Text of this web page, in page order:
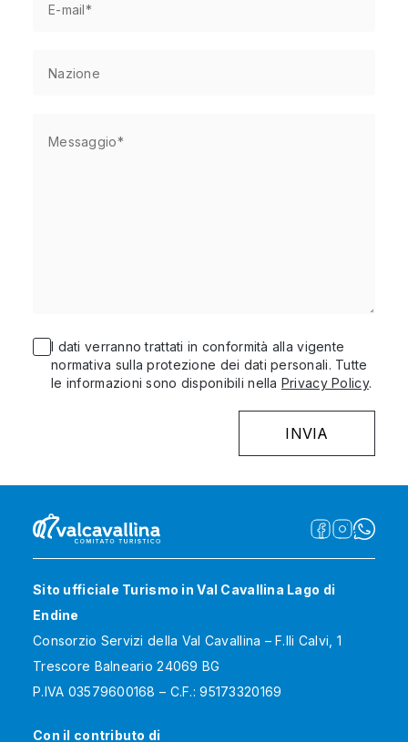
I dati verranno trattati in conformità alla vigente
normativa sulla protezione dei dati personali. Tutte
le informazioni sono disponibili nella Privacy Policy.
Sito ufficiale Turismo in Val Cavallina Lago di
Endine
Consorzio Servizi della Val Cavallina – F.lli Calvi, 1
Trescore Balneario 24069 BG
P.IVA 03579600168 – C.F.: 95173320169
Con il contributo di